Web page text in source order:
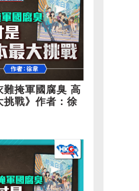
難掩軍國腐臭 高
挑戰》作者：徐